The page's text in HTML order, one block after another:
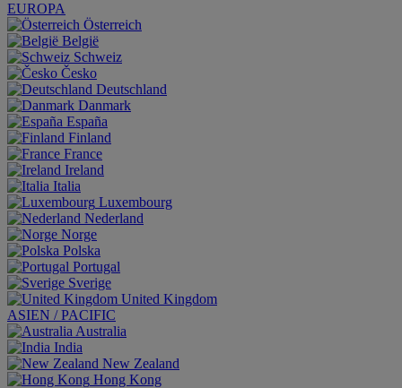
EUROPA
Österreich
België
Schweiz
Česko
Deutschland
Danmark
España
Finland
France
Ireland
Italia
Luxembourg
Nederland
Norge
Polska
Portugal
Sverige
United Kingdom
ASIEN / PACIFIC
Australia
India
New Zealand
Hong Kong